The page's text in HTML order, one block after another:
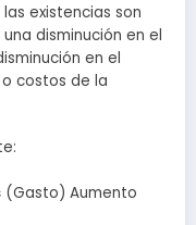
existencias son
disminución en el
en el
costos de la
(Gasto) Aumento